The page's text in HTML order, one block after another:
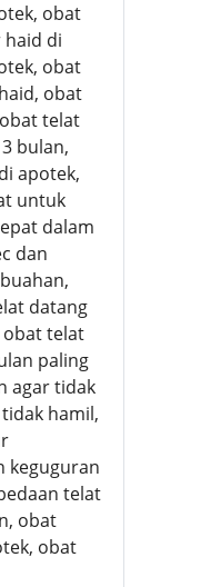
obat
di
obat
obat
telat
bulan,
apotek,
untuk
dalam
dan
datang
telat
paling
agar tidak
hamil,
keguguran
telat
obat
obat